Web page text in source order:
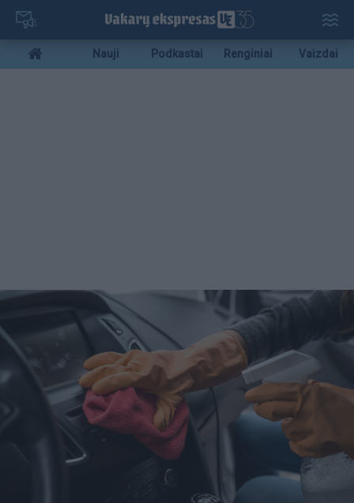
Pereiti
pagrindinį
turinį
Mobile
menu
Nauji Podkastai Renginiai Vaizdai